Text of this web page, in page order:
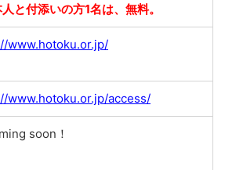
と付添いの方1名は、無料。
www.hotoku.or.jp/
www.hotoku.or.jp/access/
soon！